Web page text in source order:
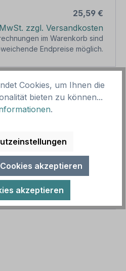
25,59 €
zzgl. Versandkosten
im Warenkorb sind
Endpreise möglich.
den
In den Warenkorb
nach DSGV –
der Datenschutz-
-…
Cookies, um Ihnen die
bieten zu können...
.
akzeptieren
akzeptieren